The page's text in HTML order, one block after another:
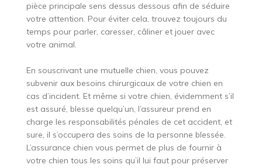
pièce principale sens dessus dessous afin de séduire
votre attention. Pour éviter cela, trouvez toujours du
temps pour parler, caresser, câliner et jouer avec
votre animal.
En souscrivant une mutuelle chien, vous pouvez
subvenir aux besoins chirurgicaux de votre chien en
cas d’incident. Et même si votre chien, évidemment s’il
est assuré, blesse quelqu’un, l’assureur prend en
charge les responsabilités pénales de cet accident, et
sure, il s’occupera des soins de la personne blessée.
L’assurance chien vous permet de plus de fournir à
votre chien tous les soins qu’il lui faut pour préserver